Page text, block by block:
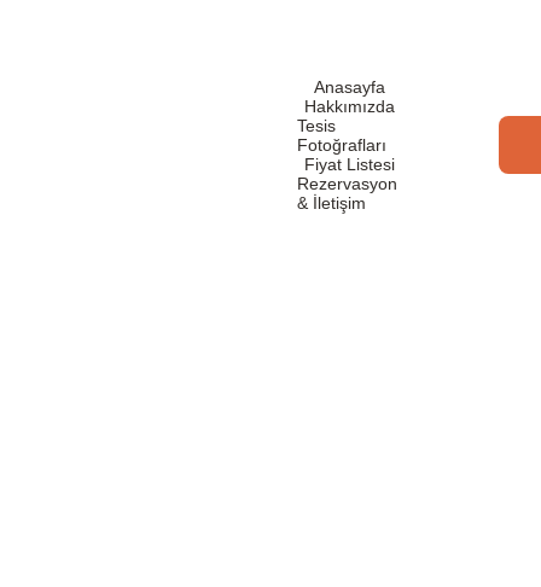
Anasayfa
Hakkımızda
Tesis
Fotoğrafları
Fiyat Listesi
Rezervasyon
& İletişim